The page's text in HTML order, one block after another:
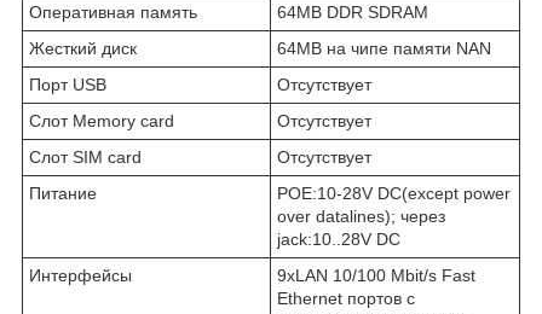
Оперативная память
64MB DDR SDRAM
Жесткий диск
64MB на чипе памяти NAN
Порт USB
Отсутствует
Слот Memory card
Отсутствует
Слот SIM card
Отсутствует
Питание
POE:10-28V DC(except power
over datalines); через
jack:10..28V DC
Интерфейсы
9xLAN 10/100 Mbit/s Fast
Ethernet портов с